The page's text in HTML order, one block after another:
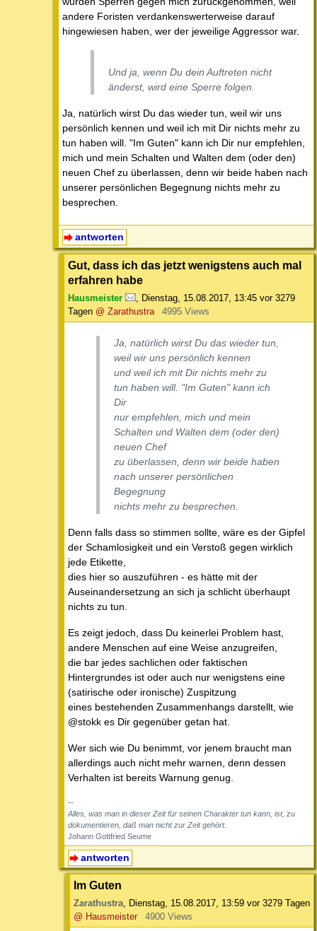
andere Foristen verdankenswerterweise darauf
hingewiesen haben, wer der jeweilige Aggressor war.
Und ja, wenn Du dein Auftreten nicht
änderst, wird eine Sperre folgen.
Ja, natürlich wirst Du das wieder tun, weil wir uns
persönlich kennen und weil ich mit Dir nichts mehr zu
tun haben will. "Im Guten" kann ich Dir nur empfehlen,
mich und mein Schalten und Walten dem (oder den)
neuen Chef zu überlassen, denn wir beide haben nach
unserer persönlichen Begegnung nichts mehr zu
besprechen.
antworten
Gut, dass ich das jetzt wenigstens auch mal
erfahren habe
Hausmeister Dienstag, 15.08.2017, 13:45 vor 3279
Tagen @ Zarathustra 4995 Views
Ja, natürlich wirst Du das wieder tun,
weil wir uns persönlich kennen
und weil ich mit Dir nichts mehr zu
tun haben will. "Im Guten" kann ich
Dir
nur empfehlen, mich und mein
Schalten und Walten dem (oder den)
neuen Chef
zu überlassen, denn wir beide haben
nach unserer persönlichen
Begegnung
nichts mehr zu besprechen.
Denn falls dass so stimmen sollte, wäre es der Gipfel
der Schamlosigkeit und ein Verstoß gegen wirklich
jede Etikette,
dies hier so auszuführen - es hätte mit der
Auseinandersetzung an sich ja schlicht überhaupt
nichts zu tun.
Es zeigt jedoch, dass Du keinerlei Problem hast,
andere Menschen auf eine Weise anzugreifen,
die bar jedes sachlichen oder faktischen
Hintergrundes ist oder auch nur wenigstens eine
(satirische oder ironische) Zuspitzung
eines bestehenden Zusammenhangs darstellt, wie
@stokk es Dir gegenüber getan hat.
Wer sich wie Du benimmt, vor jenem braucht man
allerdings auch nicht mehr warnen, denn dessen
Verhalten ist bereits Warnung genug.
--
Alles, was man in dieser Zeit für seinen Charakter tun kann, ist, zu
dokumentieren, daß man nicht zur Zeit gehört.
Johann Gottfried Seume
antworten
Im Guten
Zarathustra, Dienstag, 15.08.2017, 13:59 vor 3279 Tagen
@ Hausmeister
4900 Views